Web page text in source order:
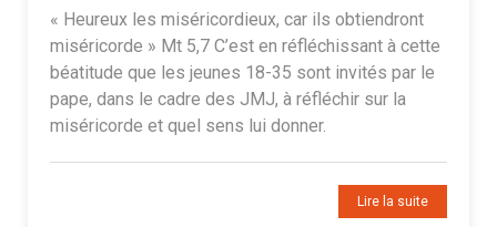
« Heureux les miséricordieux, car ils obtiendront
miséricorde » Mt 5,7 C’est en réfléchissant à cette
béatitude que les jeunes 18-35 sont invités par le
pape, dans le cadre des JMJ, à réfléchir sur la
miséricorde et quel sens lui donner.
Lire la suite